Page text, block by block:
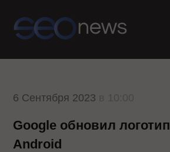
6 Сентября 2023
Google обновил логотип
Android